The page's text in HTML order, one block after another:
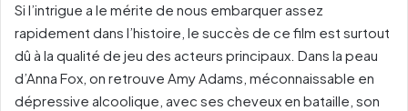
Si l’intrigue a le mérite de nous embarquer assez
rapidement dans l’histoire, le succès de ce film est surtout
dû à la qualité de jeu des acteurs principaux. Dans la peau
d’Anna Fox, on retrouve Amy Adams, méconnaissable en
dépressive alcoolique, avec ses cheveux en bataille, son